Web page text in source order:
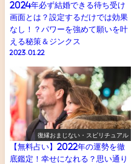
2024年必ず結婚できる待ち受け
画面とは？設定するだけでは効果
なし！？パワーを強めて願いを叶
える秘策＆ジンクス
2023.01.22
復縁おまじない・スピリチュアル
【無料占い】2022年の運勢を徹
底鑑定！幸せになれる？思い通り